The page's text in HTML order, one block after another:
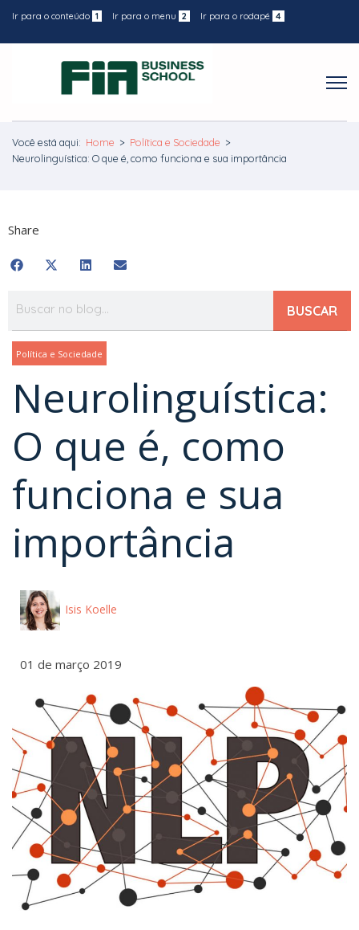
Ir para o conteúdo 1 Ir para o menu 2 Ir para o rodapé 4
Você está aqui: Home > Política e Sociedade >
Neurolinguística: O que é, como funciona e sua importância
Share
BUSCAR
Política e Sociedade
Neurolinguística:
O que é, como
funciona e sua
importância
Isis Koelle
01 de março 2019